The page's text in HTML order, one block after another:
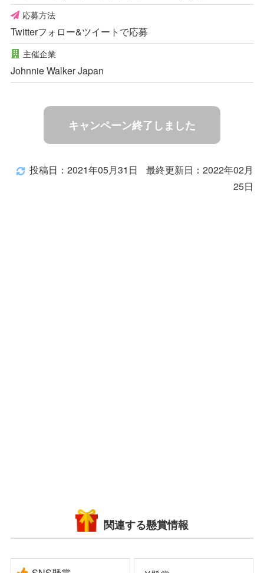
応募方法
Twitterフォロー&ツイートで応募
主催企業
Johnnie Walker Japan
キャンペーン終了しました
投稿日：2021年05月31日
最終更新日：2022年02月
25日
関連する懸賞情報